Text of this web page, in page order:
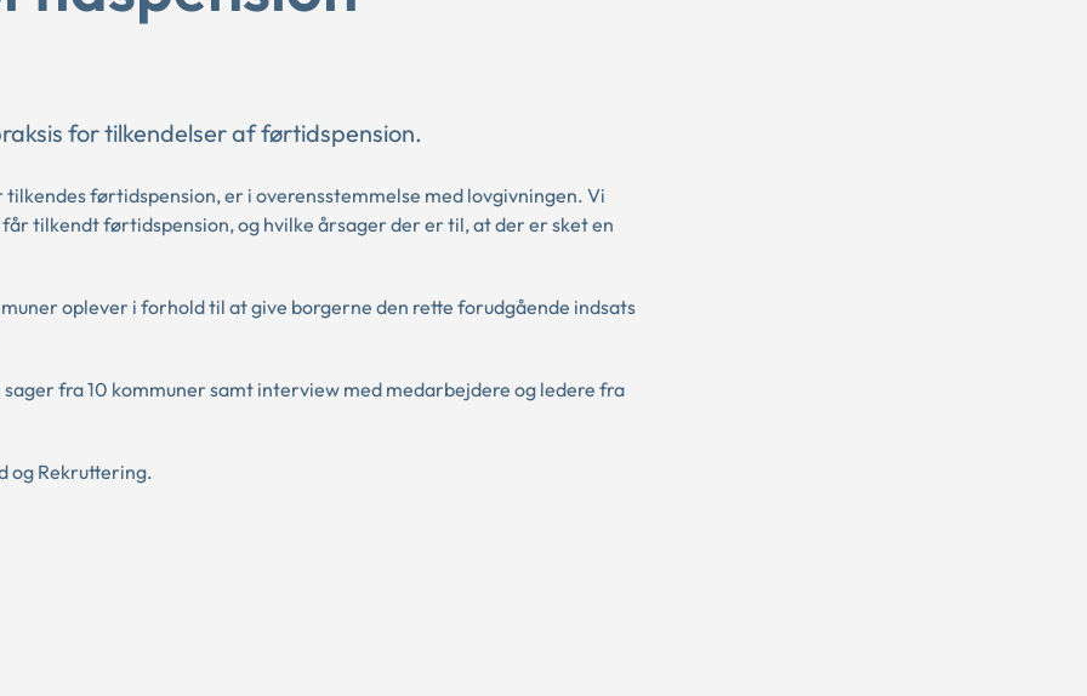
for tilkendelser af førtidspension.
førtidspension, er i overensstemmelse med lovgivningen. Vi
tilkendt førtidspension, og hvilke årsager der er til, at der er sket en
oplever i forhold til at give borgerne den rette forudgående indsats
fra 10 kommuner samt interview med medarbejdere og ledere fra
og Rekruttering.